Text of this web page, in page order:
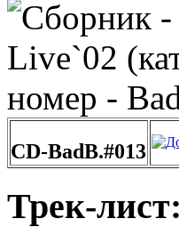
CD-BadB.#013
Трек-лист: